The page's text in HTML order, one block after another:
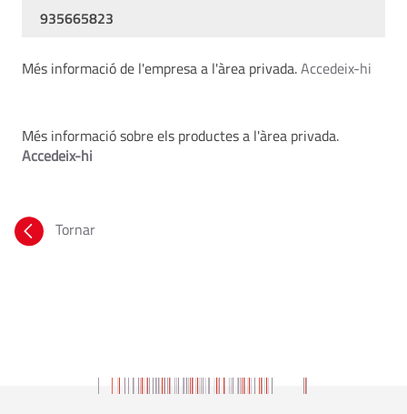
935665823
Més informació de l'empresa a l'àrea privada.Accedeix-hi
Més informació sobre els productes a l'àrea privada.
Accedeix-hi
Tornar